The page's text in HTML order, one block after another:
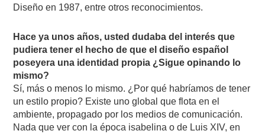
Diseño en 1987, entre otros reconocimientos.
Hace ya unos años, usted dudaba del interés que
pudiera tener el hecho de que el diseño español
poseyera una identidad propia ¿Sigue opinando lo
mismo?
Sí, más o menos lo mismo. ¿Por qué habríamos de tener
un estilo propio? Existe uno global que flota en el
ambiente, propagado por los medios de comunicación.
Nada que ver con la época isabelina o de Luis XIV, en